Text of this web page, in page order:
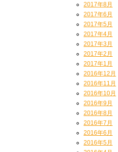
2017年8月
2017年6月
2017年5月
2017年4月
2017年3月
2017年2月
2017年1月
2016年12月
2016年11月
2016年10月
2016年9月
2016年8月
2016年7月
2016年6月
2016年5月